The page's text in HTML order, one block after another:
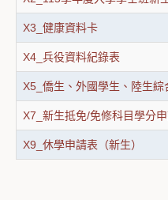
X3_健康資料卡
X4_兵役資料紀錄表
X5_僑生、外國學生、陸生綜
X7_新生抵免/免修科目學分
X9_休學申請表（新生）